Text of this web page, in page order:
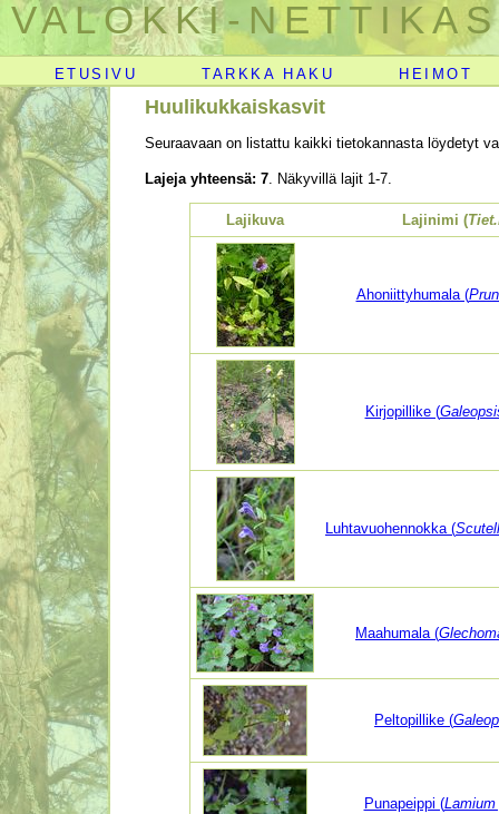
VALOKKI-
ETUSIVU TARKKA HAKU HEIMOT
Huulikukkaiskasvit
Seuraavaan on listattu kaikki tietokannasta löydetyt
Lajeja yhteensä: 7 . Näkyvillä lajit 1-7.
Lajikuva Lajinimi (
Ahoniittyhumala (
Kirjopillike (
Luhtavuohennokka (
Maahumala (
Peltopillike (
Punapeippi (Lamium